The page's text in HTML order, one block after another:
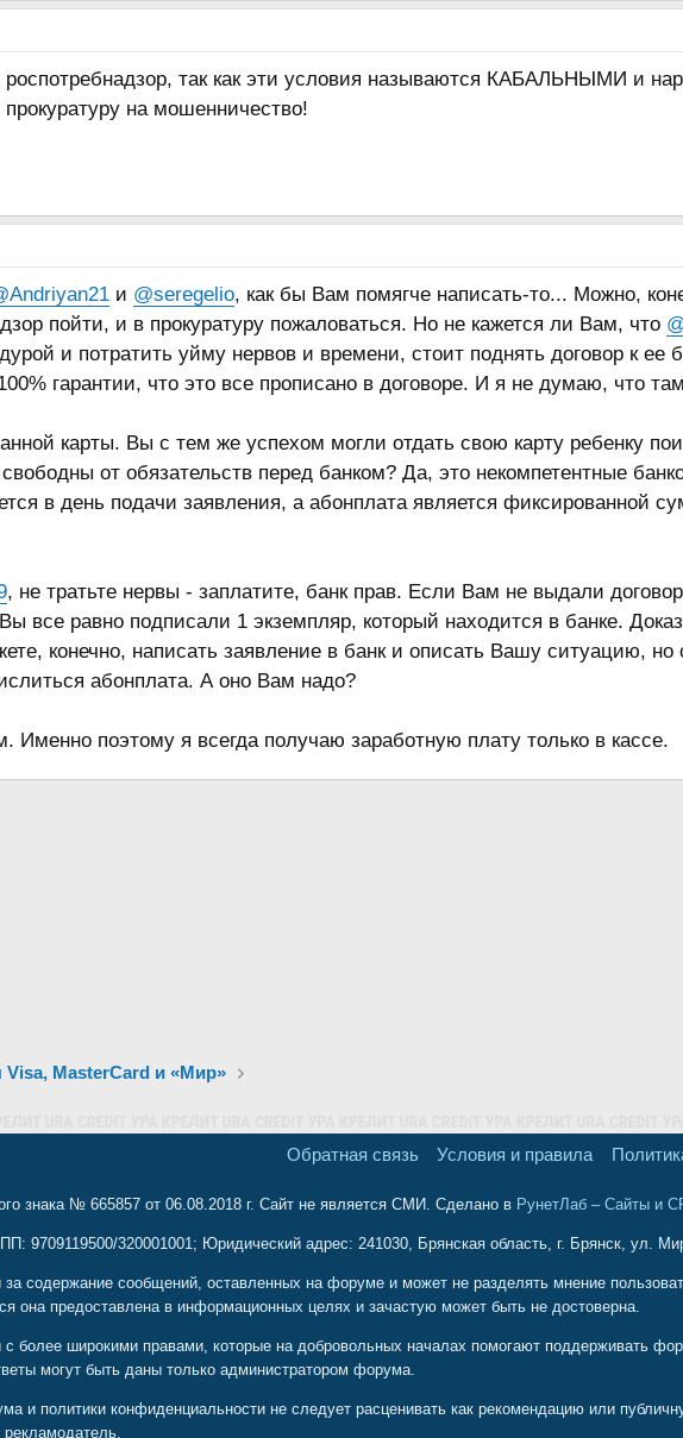
роспотребнадзор, так как эти условия называются КАБАЛЬНЫМИ и
прокуратуру на мошенничество!
и @seregelio, как бы Вам помягче написать-то... Можно,
пойти, и в прокуратуру пожаловаться. Но не кажется ли Вам, что
и потратить уйму нервов и времени, стоит поднять договор к
гарантии, что это все прописано в договоре. И я не думаю, что
карты. Вы с тем же успехом могли отдать свою карту ребенку
от обязательств перед банком? Да, это некомпетентные
в день подачи заявления, а абонплата является фиксированной
, не тратьте нервы - заплатите, банк прав. Если Вам не выдали
все равно подписали 1 экземпляр, который находится в банке.
конечно, написать заявление в банк и описать Вашу ситуацию,
абонплата. А оно Вам надо?
Именно поэтому я всегда получаю заработную плату только в кассе.
почта
Visa, MasterCard и «Мир»
Обратная связь Условия и правила
знака № 665857 от 06.08.2018 г. Сайт не является СМИ. Сделано в РунетЛаб – Сайты и
9709119500/320001001; Юридический адрес: 241030, Брянская область, г. Брянск, ул.
за содержание сообщений, оставленных на форуме и может не разделять мнение
она предоставлена в информационных целях и зачастую может быть не достоверна.
более широкими правами, которые на добровольных началах помогают поддерживать
могут быть даны только администратором форума.
и политики конфиденциальности не следует расценивать как рекомендацию или